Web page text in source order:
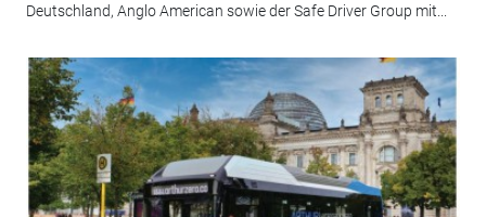
Deutschland, Anglo American sowie der Safe Driver Group mit...